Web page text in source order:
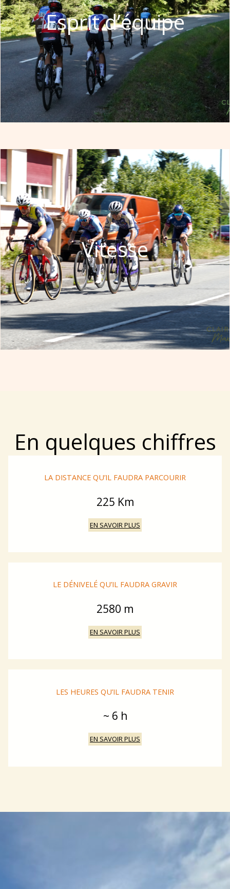
Esprit d’équipe
Vitesse
En quelques chiffres
LA DISTANCE QU’IL FAUDRA PARCOURIR
225 Km
EN SAVOIR PLUS
LE DÉNIVELÉ QU’IL FAUDRA GRAVIR
2580 m
EN SAVOIR PLUS
LES HEURES QU’IL FAUDRA TENIR
~ 6 h
EN SAVOIR PLUS